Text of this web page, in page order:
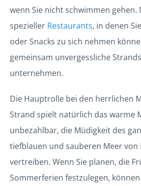
wenn Sie nicht schwimmen gehen.
spezieller Restaurants, in denen
oder Snacks zu sich nehmen
gemeinsam unvergessliche
unternehmen.
Die Hauptrolle bei den herrlichen
Strand spielt natürlich das warme
unbezahlbar, die Müdigkeit des
tiefblauen und sauberen Meer von
vertreiben. Wenn Sie planen, die
Sommerferien festzulegen,